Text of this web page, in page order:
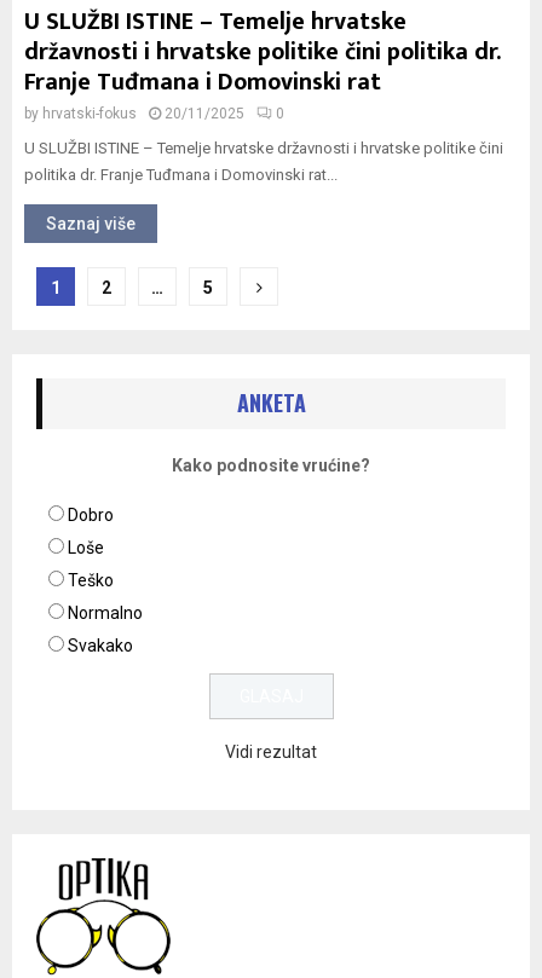
U SLUŽBI ISTINE – Temelje hrvatske
državnosti i hrvatske politike čini politika dr.
Franje Tuđmana i Domovinski rat
by hrvatski-fokus 20/11/2025 0
U SLUŽBI ISTINE – Temelje hrvatske državnosti i hrvatske politike čini
politika dr. Franje Tuđmana i Domovinski rat...
Saznaj više
Navigacija
1 2 … 5
ANKETA
Kako podnosite vrućine?
Dobro
Loše
Teško
Normalno
Svakako
Vidi rezultat